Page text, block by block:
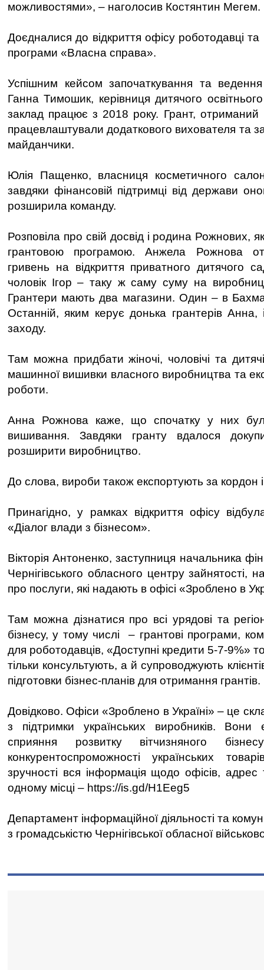
можливостями», – наголосив Костянтин Мегем.
Доєдналися до відкриття офісу роботодавці та
програми «Власна справа».
Успішним кейсом започаткування та ведення
Ганна Тимошик, керівниця дитячого
заклад працює з 2018 року. Грант, отриманий
працевлаштували додаткового вихователя та
майданчики.
Юлія Пащенко, власниця косметичного
завдяки фінансовій підтримці від держави
розширила команду.
Розповіла про свій досвід і родина Рожнових,
грантовою програмою. Анжела Рожнова
гривень на відкриття приватного дитячого
чоловік Ігор – таку ж саму суму на
Грантери мають два магазини. Один – в
Останній, яким керує донька грантерів Анна,
заходу.
Там можна придбати жіночі, чоловічі та
машинної вишивки власного виробництва та
роботи.
Анна Рожнова каже, що спочатку у них
вишивання. Завдяки гранту вдалося
розширити виробництво.
До слова, вироби також експортують за кордон
Принагідно, у рамках відкриття офісу
«Діалог влади з бізнесом».
Вікторія Антоненко, заступниця начальника
Чернігівського обласного центру зайнятості,
про послуги, які надають в офісі «Зроблено в
Там можна дізнатися про всі урядові та
бізнесу, у тому числі – грантові програми,
для роботодавців, «Доступні кредити 5-7-9%»
тільки консультують, а й супроводжують
підготовки бізнес-планів для отримання грантів.
Довідково. Офіси «Зроблено в Україні» – це
з підтримки українських виробників.
сприяння розвитку вітчизняного
конкурентоспроможності українських
зручності вся інформація щодо офісів,
одному місці – https://is.gd/H1Eeg5
Департамент інформаційної діяльності та
з громадськістю Чернігівської обласної